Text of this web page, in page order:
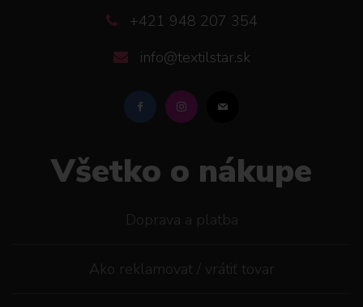
+421 948 207 354
info@textilstar.sk
Všetko o nákupe
Doprava a platba
Ako reklamovat / vrátiť tovar